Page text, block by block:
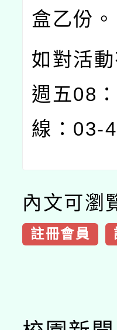
盒乙份。
如對活
週五08
線：03-
內文可瀏
註冊會員